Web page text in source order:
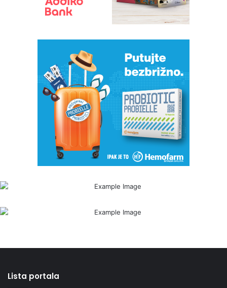
Lista portala